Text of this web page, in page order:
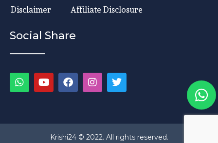
Disclaimer
Affiliate Disclosure
Social Share
Krishi24 © 2022. All rights reserved.